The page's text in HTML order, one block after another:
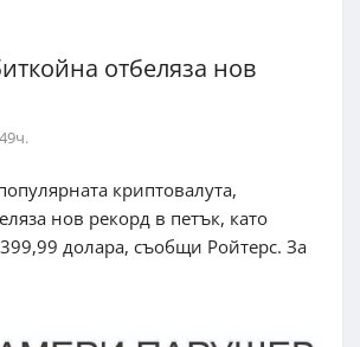
отбеляза нов
криптовалута,
нов рекорд в петък, като
долара, съобщи Ройтерс. За